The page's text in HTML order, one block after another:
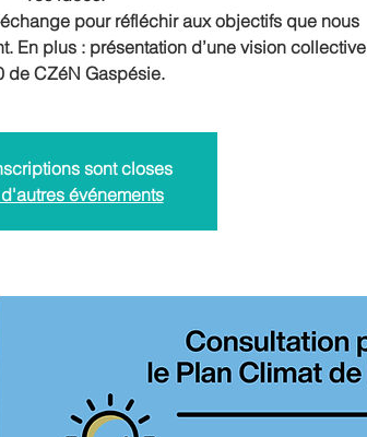
pour réfléchir aux objectifs que nous
En plus : présentation d’une vision collective
de CZéN Gaspésie.
sont closes
événements